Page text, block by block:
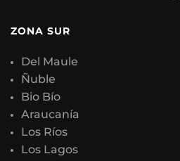
ZONA SUR
Del Maule
Ñuble
Bio Bío
Araucanía
Los Ríos
Los Lagos